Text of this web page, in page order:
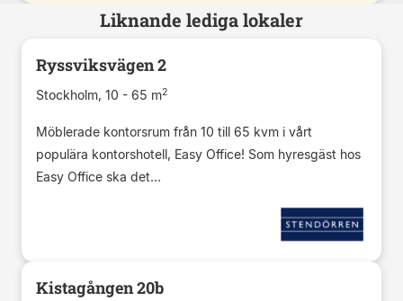
Liknande lediga lokaler
Ryssviksvägen 2
Stockholm, 10 - 65 m2
Möblerade kontorsrum från 10 till 65 kvm i vårt
populära kontorshotell, Easy Office! Som hyresgäst hos
Easy Office ska det...
Kistagången 20b